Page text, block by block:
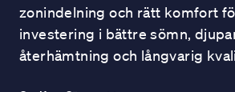
zonindelning och rätt komfort
investering i bättre sömn,
återhämtning och långvarig